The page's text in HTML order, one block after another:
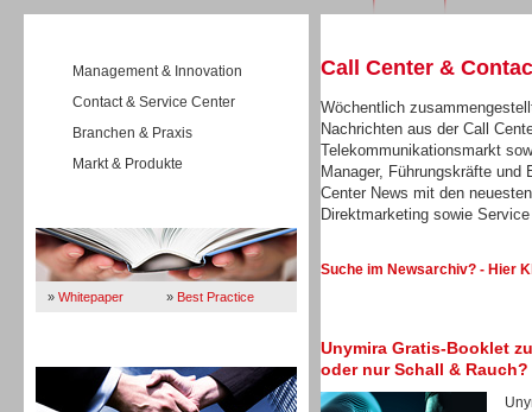
Management & Innovation
Contact & Service Center
Branchen & Praxis
Markt & Produkte
» Whitepaper » Best Practice
Call Center &
Wöchentlich
Nachrichten aus der Call
Telekommunikationsmarkt
Manager, Führungskräfte und
Center News mit den
Direktmarketing sowie
Suche im Newsarchiv? - Hier
Unymira Gratis-Booklet
oder nur Schall & Rauch?